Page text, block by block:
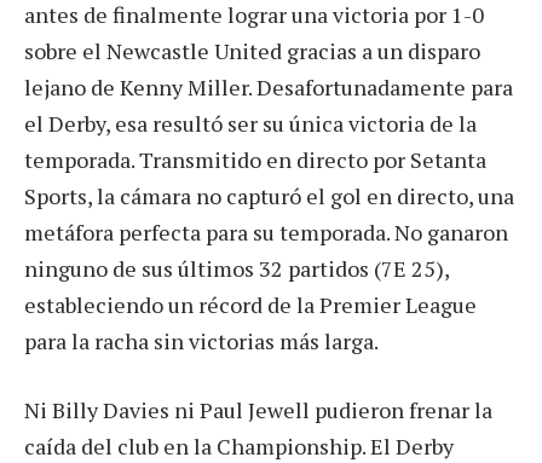
antes de finalmente lograr una victoria por 1-0
sobre el Newcastle United gracias a un disparo
lejano de Kenny Miller. Desafortunadamente para
el Derby, esa resultó ser su única victoria de la
temporada. Transmitido en directo por Setanta
Sports, la cámara no capturó el gol en directo, una
metáfora perfecta para su temporada. No ganaron
ninguno de sus últimos 32 partidos (7E 25),
estableciendo un récord de la Premier League
para la racha sin victorias más larga.
Ni Billy Davies ni Paul Jewell pudieron frenar la
caída del club en la Championship. El Derby